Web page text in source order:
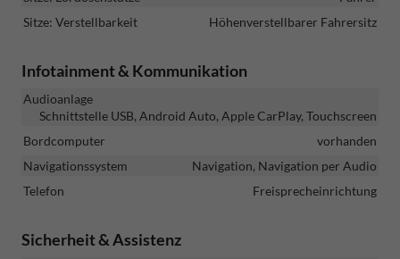
Sitze: Verstellbarkeit
Höhenverstellbarer Fahrersitz
Infotainment & Kommunikation
Audioanlage
Schnittstelle USB, Android Auto, Apple CarPlay, Touchscreen
Bordcomputer
vorhanden
Navigationssystem
Navigation, Navigation per Audio
Telefon
Freisprecheinrichtung
Sicherheit & Assistenz